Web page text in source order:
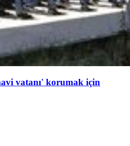
vatanı' korumak için